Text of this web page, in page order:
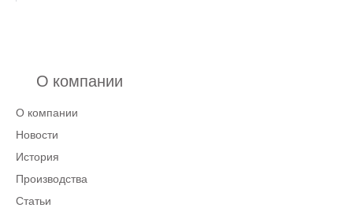
О компании
О компании
Новости
История
Производства
Статьи